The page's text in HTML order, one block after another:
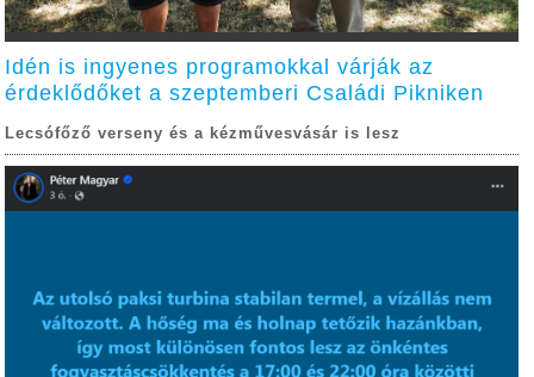
Idén is ingyenes programokkal várják az
érdeklődőket a szeptemberi Családi Pikniken
Lecsófőző verseny és a kézművesvásár is lesz